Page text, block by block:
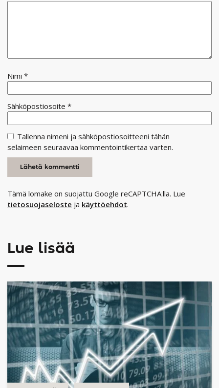
Nimi *
Sähköpostiosoite *
Tallenna nimeni ja sähköpostiosoitteeni tähän
selaimeen seuraavaa kommentointikertaa varten.
Tämä lomake on suojattu Google reCAPTCHA:lla. Lue
tietosuojaseloste ja käyttöehdot.
Lue lisää